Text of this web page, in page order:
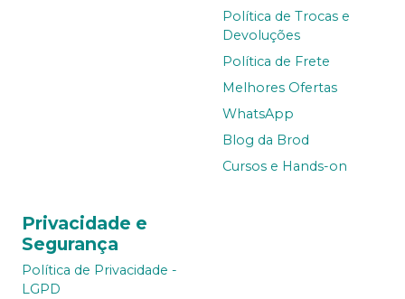
Política de Trocas e
Devoluções
Política de Frete
Melhores Ofertas
WhatsApp
Blog da Brod
Cursos e Hands-on
Privacidade e
Segurança
Política de Privacidade -
LGPD